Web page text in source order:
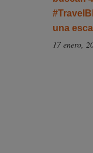
una
17 enero,